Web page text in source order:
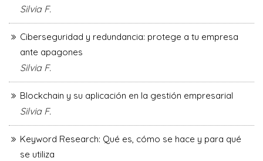
Silvia F.
Ciberseguridad y redundancia: protege a tu empresa
ante apagones
Silvia F.
Blockchain y su aplicación en la gestión empresarial
Silvia F.
Keyword Research: Qué es, cómo se hace y para qué
se utiliza